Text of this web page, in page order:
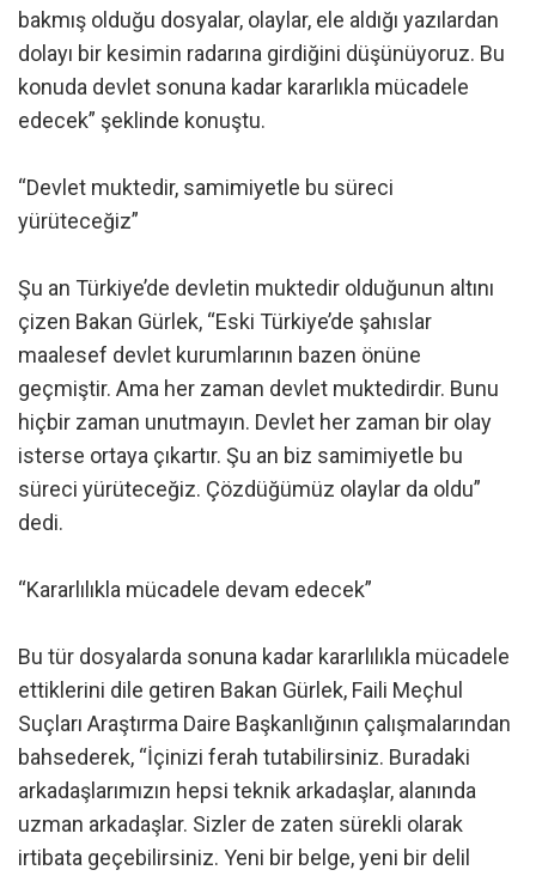
bakmış olduğu dosyalar, olaylar, ele aldığı yazılardan
dolayı bir kesimin radarına girdiğini düşünüyoruz. Bu
konuda devlet sonuna kadar kararlıkla mücadele
edecek” şeklinde konuştu.
“Devlet muktedir, samimiyetle bu süreci
yürüteceğiz”
Şu an Türkiye’de devletin muktedir olduğunun altını
çizen Bakan Gürlek, “Eski Türkiye’de şahıslar
maalesef devlet kurumlarının bazen önüne
geçmiştir. Ama her zaman devlet muktedirdir. Bunu
hiçbir zaman unutmayın. Devlet her zaman bir olay
isterse ortaya çıkartır. Şu an biz samimiyetle bu
süreci yürüteceğiz. Çözdüğümüz olaylar da oldu”
dedi.
“Kararlılıkla mücadele devam edecek”
Bu tür dosyalarda sonuna kadar kararlılıkla mücadele
ettiklerini dile getiren Bakan Gürlek, Faili Meçhul
Suçları Araştırma Daire Başkanlığının çalışmalarından
bahsederek, “İçinizi ferah tutabilirsiniz. Buradaki
arkadaşlarımızın hepsi teknik arkadaşlar, alanında
uzman arkadaşlar. Sizler de zaten sürekli olarak
irtibata geçebilirsiniz. Yeni bir belge, yeni bir delil